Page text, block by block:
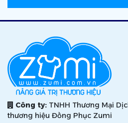
Công ty: TNHH Thương Mại
thương hiệu Đồng Phục Zumi